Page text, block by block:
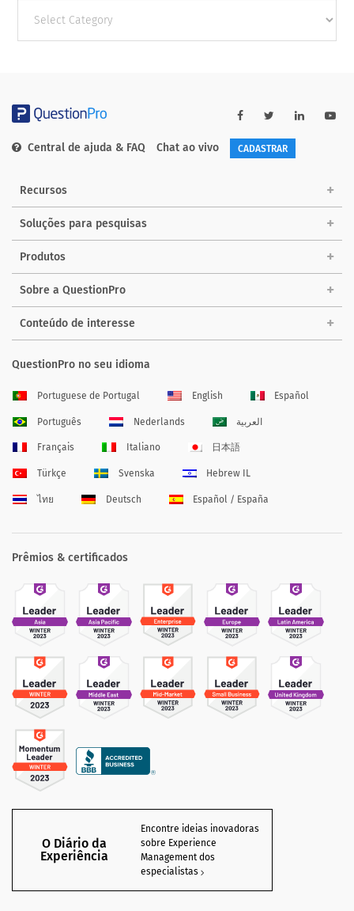
categories
Central de ajuda & FAQ Chat ao vivo CADASTRAR
Recursos
Soluções para pesquisas
Produtos
Sobre a QuestionPro
Conteúdo de interesse
QuestionPro no seu idioma
Portuguese de Portugal English Español
Português Nederlands العربية
Français Italiano 日本語
Türkçe Svenska Hebrew IL
ไทย Deutsch Español / España
Prêmios & certificados
O Diário da
Experiência
Encontre ideias inovadoras
sobre Experience
Management dos
especialistas